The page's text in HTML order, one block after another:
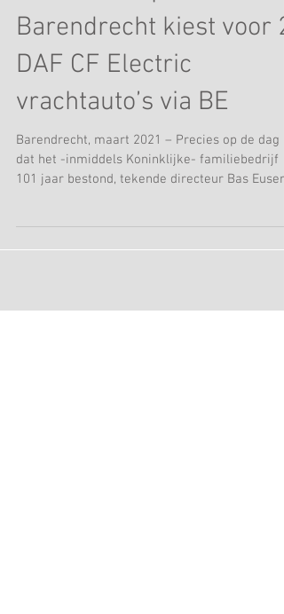
Euser Transport in
Barendrecht kiest voor 2
DAF CF Electric
vrachtauto’s via BE
Barendrecht, maart 2021 – Precies op de dag
dat het -inmiddels Koninklijke- familiebedrijf